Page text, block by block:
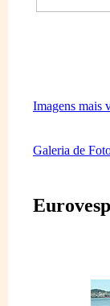
Imagens mais
Galeria de